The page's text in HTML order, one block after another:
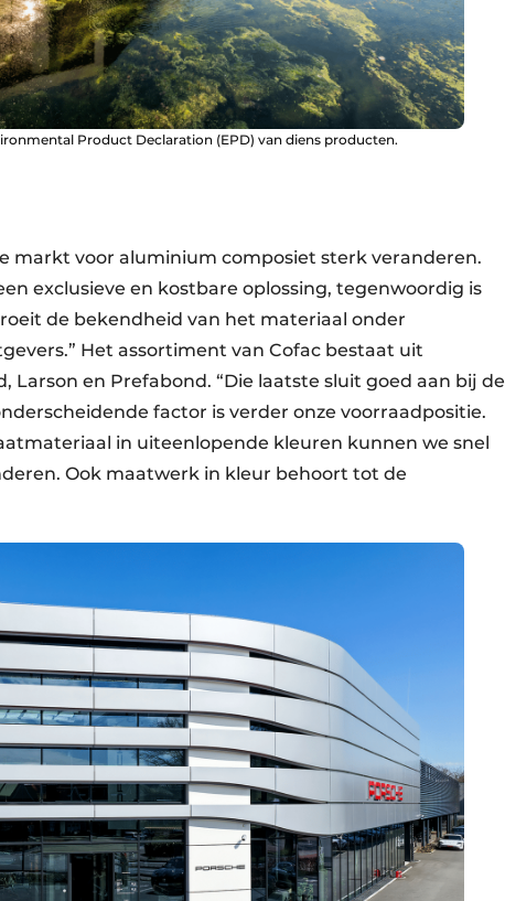
Product Declaration (EPD) van diens producten.
markt voor aluminium composiet sterk veranderen.
exclusieve en kostbare oplossing, tegenwoordig is
de bekendheid van het materiaal onder
Het assortiment van Cofac bestaat uit
en Prefabond. “Die laatste sluit goed aan bij de
factor is verder onze voorraadpositie.
in uiteenlopende kleuren kunnen we snel
Ook maatwerk in kleur behoort tot de